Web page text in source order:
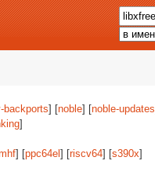
backports] [noble] [noble-updates
]
] [ppc64el ] [riscv64] [s390x]